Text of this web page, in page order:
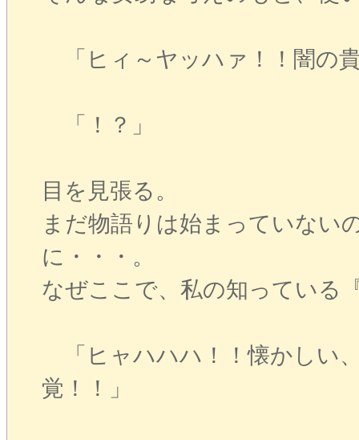
「ヒィ～ヤッハァ！！闇の
「！？」
目を見張る。
まだ物語りは始まっていない
に・・・。
なぜここで、私の知っている
「ヒャハハハ！！懐かしい
覚！！」